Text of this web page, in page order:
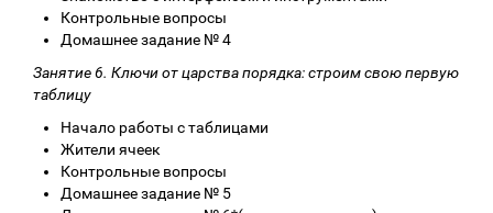
Контрольные вопросы
Домашнее задание № 4
Занятие 6. Ключи от царства порядка: строим свою первую
таблицу
Начало работы с таблицами
Жители ячеек
Контрольные вопросы
Домашнее задание № 5